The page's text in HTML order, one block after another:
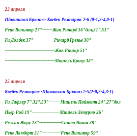
23 апреля
Шавиниган Брюинз- Квебек Ремпартс 2-6 (0-1,2-4,0-1)
Рене Вильмюр 27"-------Жак Ричард 16"бол,31",51"
Ги Долбек 37"--------------Ричард Гренье 30"
----------------------------------Жак Ришар 51"
----------------------------------Мишель Бриер 38"
25 апреля
Квебек Ремпартс -Шавиниган Брюинз 7-5(2-0,2-4,3-1)
Ги Лафлер 7",32",53"--------Мишель Паймент 24",27"бол
Пьер Рой 19"-------------------Мишель Летурно 26"
Режан Жиру 23"---------------Санто Вивач 38"
Рене Ламберт 31"-------------Рене Вильмюр 59"